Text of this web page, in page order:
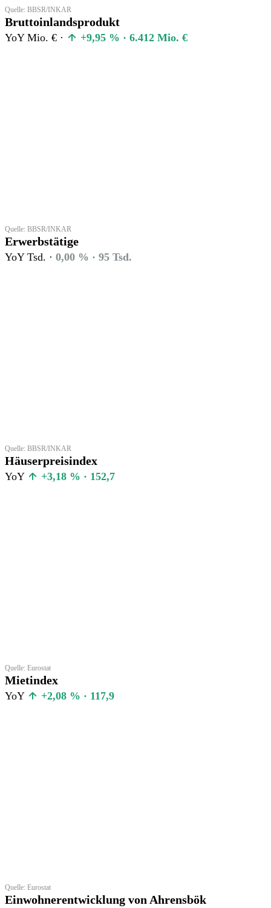
Quelle: BBSR/INKAR
Bruttoinlandsprodukt
YoY Mio. € · +9,95 % · 6.412 Mio. €
Quelle: BBSR/INKAR
Erwerbstätige
YoY Tsd. · 0,00 % · 95 Tsd.
Quelle: BBSR/INKAR
Häuserpreisindex
YoY +3,18 % · 152,7
Quelle: Eurostat
Mietindex
YoY +2,08 % · 117,9
Quelle: Eurostat
Einwohnerentwicklung von Ahrensbök